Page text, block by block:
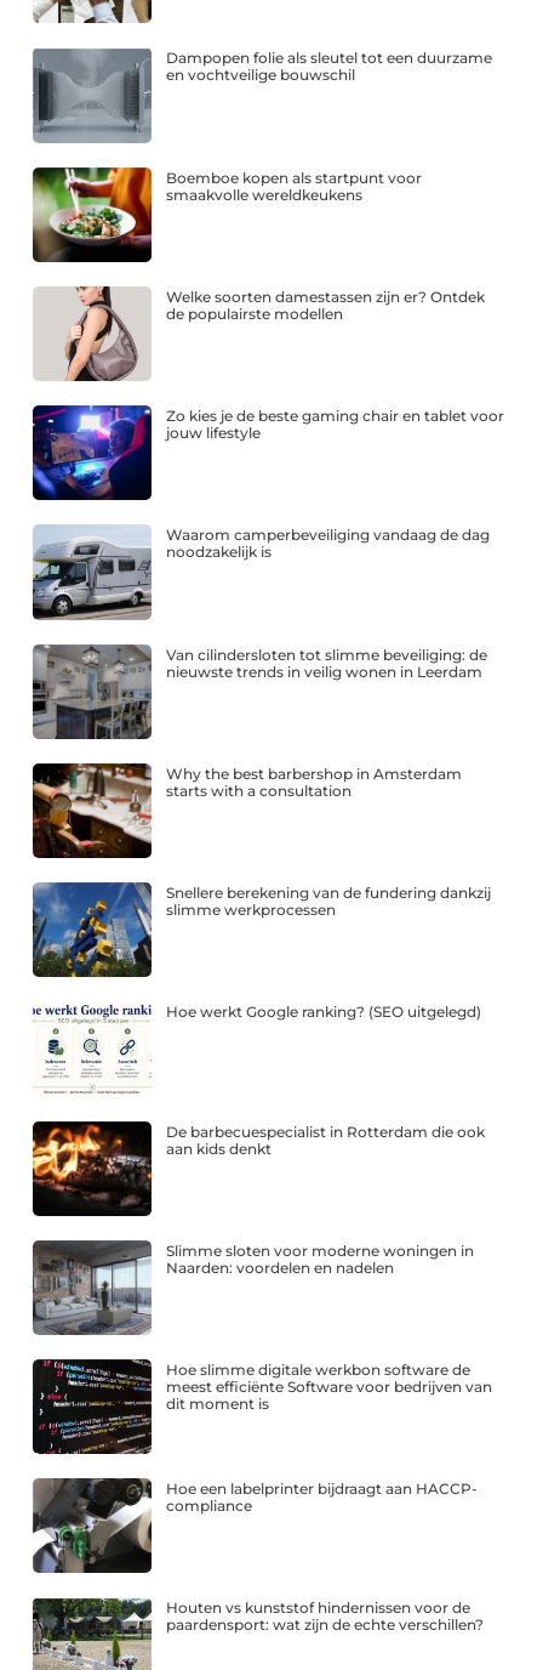
Dampopen folie als sleutel tot een duurzame
en vochtveilige bouwschil
Boemboe kopen als startpunt voor
smaakvolle wereldkeukens
Welke soorten damestassen zijn er? Ontdek
de populairste modellen
Zo kies je de beste gaming chair en tablet voor
jouw lifestyle
Waarom camperbeveiliging vandaag de dag
noodzakelijk is
Van cilindersloten tot slimme beveiliging: de
nieuwste trends in veilig wonen in Leerdam
Why the best barbershop in Amsterdam
starts with a consultation
Snellere berekening van de fundering dankzij
slimme werkprocessen
Hoe werkt Google ranking? (SEO uitgelegd)
De barbecuespecialist in Rotterdam die ook
aan kids denkt
Slimme sloten voor moderne woningen in
Naarden: voordelen en nadelen
Hoe slimme digitale werkbon software de
meest efficiënte Software voor bedrijven van
dit moment is
Hoe een labelprinter bijdraagt aan HACCP-
compliance
Houten vs kunststof hindernissen voor de
paardensport: wat zijn de echte verschillen?